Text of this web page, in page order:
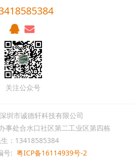
关注公众号
圳市诚德轩科技有限公司
事处合水口社区第二工业区第四栋
：13418585384
号: 粤ICP备16114939号-2